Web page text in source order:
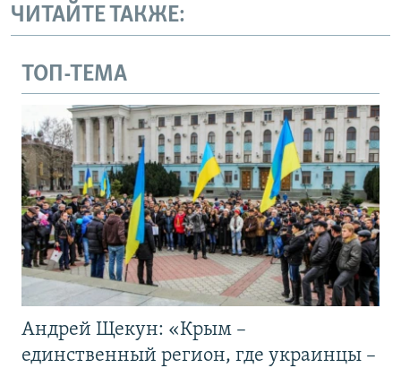
ЧИТАЙТЕ ТАКЖЕ:
ТОП-ТЕМА
Андрей Щекун: «Крым –
единственный регион, где украинцы –